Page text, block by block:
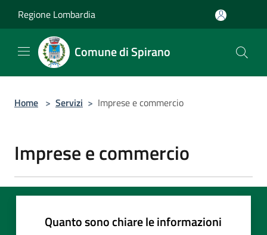
Regione Lombardia
Comune di Spirano
Home > Servizi > Imprese e commercio
Imprese e commercio
Quanto sono chiare le informazioni